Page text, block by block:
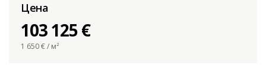
Цена
103 125 €
1 650€ / м²